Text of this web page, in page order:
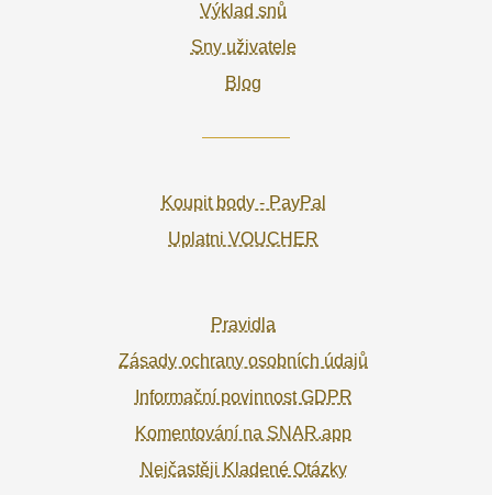
Výklad snů
Sny uživatele
Blog
Koupit body - PayPal
Uplatni VOUCHER
Pravidla
Zásady ochrany osobních údajů
Informační povinnost GDPR
Komentování na SNAR.app
Nejčastěji Kladené Otázky